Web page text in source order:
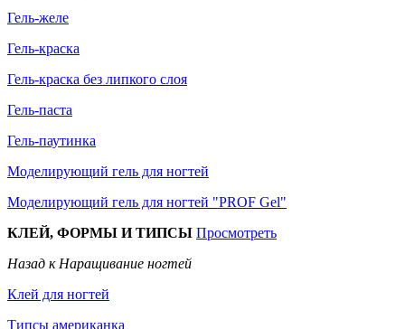
Гель-желе
Гель-краска
Гель-краска без липкого слоя
Гель-паста
Гель-паутинка
Моделирующий гель для ногтей
Моделирующий гель для ногтей "PROF Gel"
КЛЕЙ, ФОРМЫ И ТИПСЫ Просмотреть
Назад к Наращивание ногтей
Клей для ногтей
Типсы американка